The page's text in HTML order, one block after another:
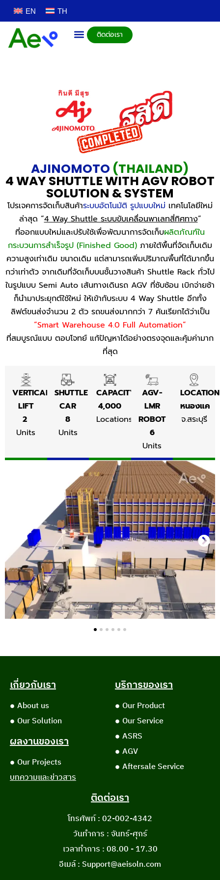
EN TH
ติดต่อเรา
AJINOMOTO (THAILAND)
4 WAY SHUTTLE WITH AGV ROBOT
SOLUTION & SYSTEM
โปรเจคการจัดเก็บสินค้าระบบอัตโนมัติ รูปแบบใหม่ เทคโนโลยีใหม่
ล่าสุด “4 Way Shuttle ระบบขับเคลื่อนพาเลทสี่ทิศทาง”
ที่ออกแบบใหม่และปรับใช้เพื่อพัฒนาการจัดเก็บผลิตภัณฑ์ใน
กระบวนการสำเร็จรูป (Finished Good) ภายใต้พื้นที่จัดเก็บเดิม
ความสูงเท่าเดิม ขนาดเดิม แต่สามารถเพิ่มปริมาณพื้นที่ได้มากขึ้น
กว่าเท่าตัว จากเดิมที่จัดเก็บบนชั้นวางสินค้า Shuttle Rack ทั่วไป
ในรูปแบบ Semi Auto เส้นทางเดินรถ AGV ที่ซับซ้อน เบิกจ่ายช้า
ก็นำมาประยุกต์ใช้ใหม่ ให้เข้ากับระบบ 4 Way Shuttle อีกทั้ง
ลิฟต์ขนส่งจำนวน 2 ตัว รถขนส่งมากกว่า 7 คันเรียกได้ว่าเป็น
“Smart Warehouse 4.0 Full Automation”
ที่สมบูรณ์แบบ ตอบโจทย์ แก้ปัญหาได้อย่างตรงจุดและคุ้มค่ามาก
ที่สุด
VERTICAL
LIFT
2
Units
SHUTTLE
CAR
8
Units
CAPACITY
4,000
Locations
AGV-
LMR
ROBOT
6
Units
LOCATION
หนองแค
จ.สระบุรี
เกี่ยวกับเรา
About us
Our Solution
ผลงานของเรา
Our Projects
บทความและข่าวสาร
บริการของเรา
Our Product
Our Service
ASRS
AGV
Aftersale Service
ติดต่อเรา
โทรศัพท์ : 02-002-4342
วันทำการ : จันทร์-ศุกร์
เวลาทำการ : 08.00 - 17.30
อีเมล์ : Support@aeisoln.com